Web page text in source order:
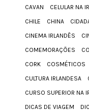
CAVAN
CELULAR NA
CHILE
CHINA
CINEMA IRLANDÊS
COMEMORAÇÕES
CORK
COSMÉTICOS
CULTURA IRLANDESA
CURSO SUPERIOR NA
DICAS DE VIAGEM